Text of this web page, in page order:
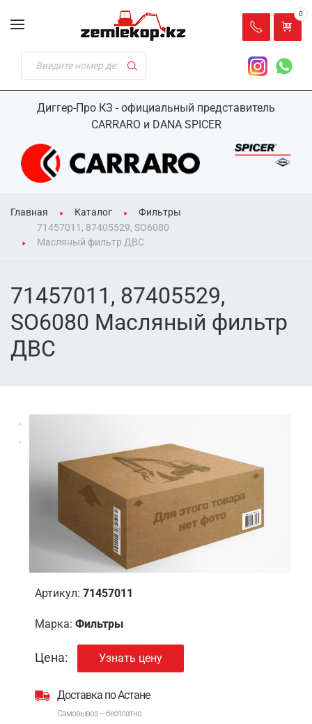
Диггер-Про КЗ - официальный представитель
CARRARO и DANA SPICER
0
Главная Каталог
Фильтры
71457011, 87405529, SO6080
Масляный фильтр ДВС
71457011, 87405529,
SO6080 Масляный фильтр
ДВС
Артикул: 71457011
Марка: Фильтры
Цена: Узнать цену
Доставка по Астане
Самовывоз — бесплатно